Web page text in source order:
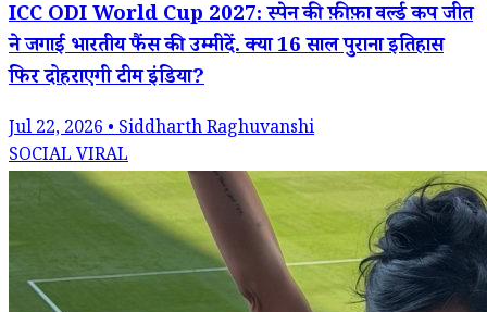
ICC ODI World Cup 2027: स्पेन की फ़ीफ़ा वर्ल्ड कप जीत
ने जगाई भारतीय फैंस की उम्मीदें. क्या 16 साल पुराना इतिहास
फिर दोहराएगी टीम इंडिया?
Jul 22, 2026 • Siddharth Raghuvanshi
SOCIAL VIRAL